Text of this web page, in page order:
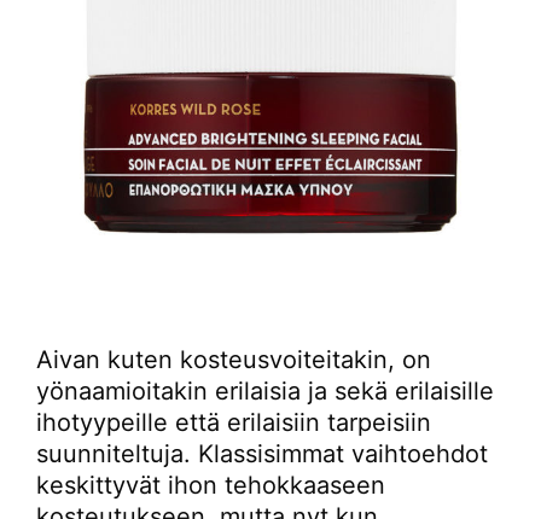
Aivan kuten kosteusvoiteitakin, on
yönaamioitakin erilaisia ja sekä erilaisille
ihotyypeille että erilaisiin tarpeisiin
suunniteltuja. Klassisimmat vaihtoehdot
keskittyvät ihon tehokkaaseen